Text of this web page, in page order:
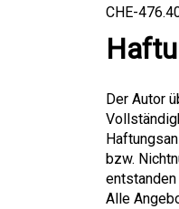
CHE-
Der Autor
bzw.
Alle